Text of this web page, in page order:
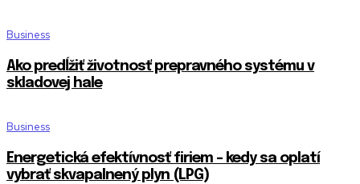
Business
Ako predĺžiť životnosť prepravného systému v
skladovej hale
Business
Energetická efektívnosť firiem – kedy sa oplatí
vybrať skvapalnený plyn (LPG)